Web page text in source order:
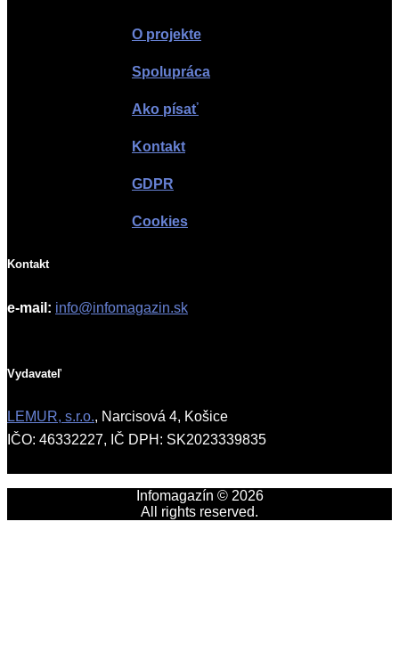
O projekte
Spolupráca
Ako písať
Kontakt
GDPR
Cookies
Kontakt
e-mail: info@infomagazin.sk
Vydavateľ
LEMUR, s.r.o., Narcisová 4, Košice
IČO: 46332227, IČ DPH: SK2023339835
Infomagazín © 2026
All rights reserved.